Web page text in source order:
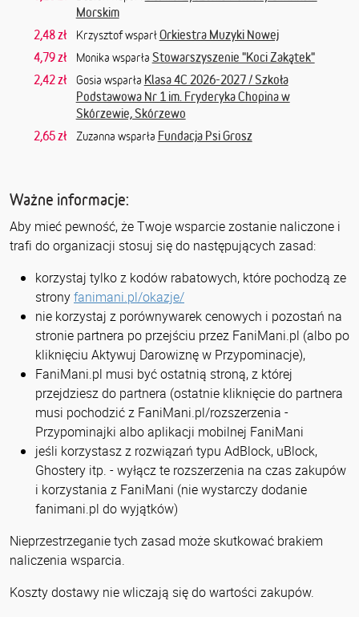
Morskim
2,48 zł
Krzysztof wsparłOrkiestra Muzyki Nowej
4,79 zł
Monika wsparła Stowarszyszenie "Koci Zakątek"
2,42 zł
Gosia wsparła Klasa 4C 2026-2027 / Szkoła
Podstawowa Nr 1 im. Fryderyka Chopina w
Skórzewie, Skórzewo
2,65 zł
Zuzanna wsparła Fundacja Psi Grosz
Ważne informacje:
Aby mieć pewność, że Twoje wsparcie zostanie naliczone i
trafi do organizacji stosuj się do następujących zasad:
korzystaj tylko z kodów rabatowych, które pochodzą ze
stronyfanimani.pl/okazje/
nie korzystaj z porównywarek cenowych i pozostań na
stronie partnera po przejściu przez FaniMani.pl (albo po
kliknięciu Aktywuj Darowiznę w Przypominacje),
FaniMani.pl musi być ostatnią stroną, z której
przejdziesz do partnera (ostatnie kliknięcie do partnera
musi pochodzić z FaniMani.pl/rozszerzenia -
Przypominajki albo aplikacji mobilnej FaniMani
jeśli korzystasz z rozwiązań typu AdBlock, uBlock,
Ghostery itp. - wyłącz te rozszerzenia na czas zakupów
i korzystania z FaniMani (nie wystarczy dodanie
fanimani.pl do wyjątków)
Nieprzestrzeganie tych zasad może skutkować brakiem
naliczenia wsparcia.
Koszty dostawy nie wliczają się do wartości zakupów.